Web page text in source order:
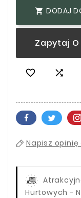
 DODAJ
Zapytaj
 
Napisz
Hurtowych -